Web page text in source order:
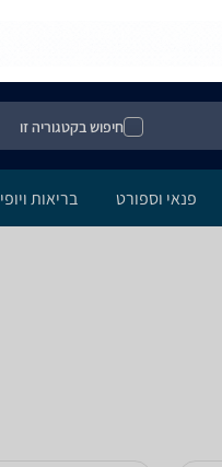
חיפוש בקטגוריה זו
פנאי וספורט בריאות ויופי